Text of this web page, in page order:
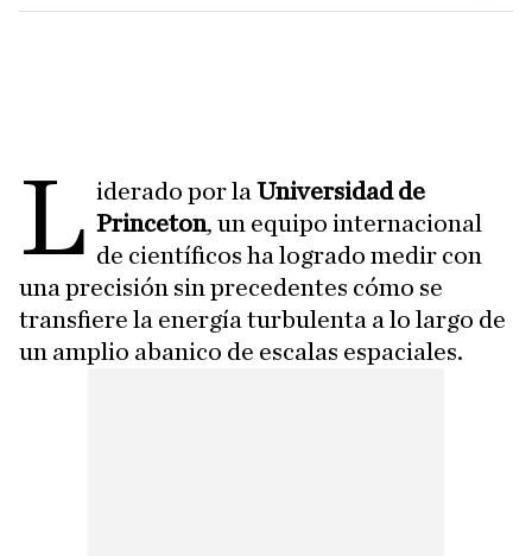
L iderado por laUniversidad de
Princeton, un equipo internacional
de científicos ha logrado medir con
una precisión sin precedentes cómo se
transfiere la energía turbulenta a lo largo de
un amplio abanico de escalas espaciales.